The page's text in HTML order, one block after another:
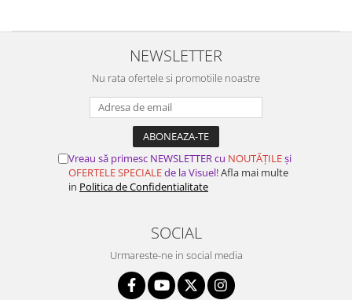
NEWSLETTER
Nu rata ofertele si promotiile noastre
Vreau să primesc NEWSLETTER cu NOUTĂȚILEși
OFERTELE SPECIALEde la Visuel!Afla mai multe
in Politica de Confidentialitate
SOCIAL
Urmareste-ne in social media